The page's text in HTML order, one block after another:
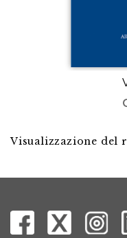
Visualizzazione del